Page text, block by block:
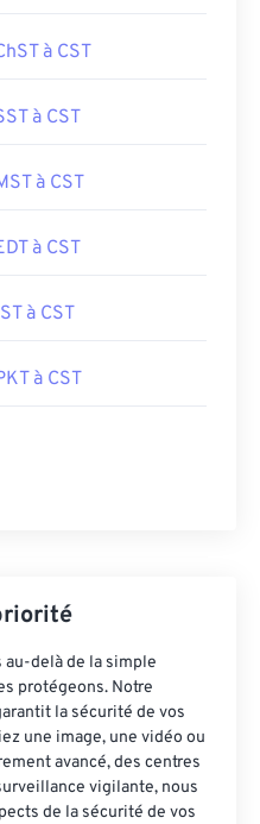
à CST
à CST
à CST
à CST
à CST
à CST
au-delà de la simple
protégeons. Notre
la sécurité de vos
une image, une vidéo ou
avancé, des centres
vigilante, nous
de la sécurité de vos